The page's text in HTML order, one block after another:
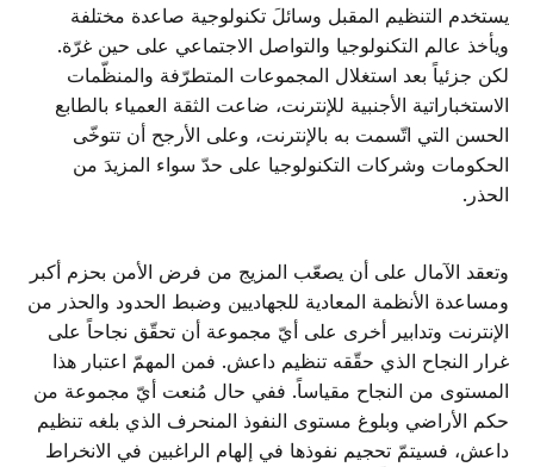
يستخدم التنظيم المقبل وسائلَ تكنولوجية صاعدة مختلفة
ويأخذ عالم التكنولوجيا والتواصل الاجتماعي على حين غرّة.
لكن جزئياً بعد استغلال المجموعات المتطرّفة والمنظّمات
الاستخباراتية الأجنبية للإنترنت، ضاعت الثقة العمياء بالطابع
الحسن التي اتّسمت به بالإنترنت، وعلى الأرجح أن تتوخّى
الحكومات وشركات التكنولوجيا على حدّ سواء المزيدَ من
الحذر.
وتعقد الآمال على أن يصعّب المزيج من فرض الأمن بحزم أكبر
ومساعدة الأنظمة المعادية للجهاديين وضبط الحدود والحذر من
الإنترنت وتدابير أخرى على أيّ مجموعة أن تحقّق نجاحاً على
غرار النجاح الذي حقّقه تنظيم داعش. فمن المهمّ اعتبار هذا
المستوى من النجاح مقياساً. ففي حال مُنعت أيّ مجموعة من
حكم الأراضي وبلوغ مستوى النفوذ المنحرف الذي بلغه تنظيم
داعش، فسيتمّ تحجيم نفوذها في إلهام الراغبين في الانخراط